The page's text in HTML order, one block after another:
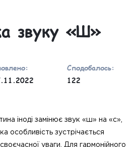
звуку «Ш»
Сподобалось:
122
іноді замінює звук «ш» на «с»,
особливість зустрічається
уваги. Для гармонійного